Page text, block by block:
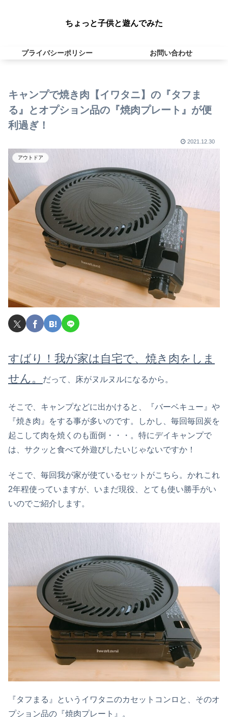
ちょっと子供と遊んでみた
プライバシーポリシー お問い合わせ
キャンプで焼き肉【イワタニ】の『タフま
る』とオプション品の『焼肉プレート』が便
利過ぎ！
2021.12.30
アウトドア
すばり！我が家は自宅で、焼き肉をしま
せん。
だって、床がヌルヌルになるから。
そこで、キャンプなどに出かけると、『バーベキュー』や
『焼き肉』をする事が多いのです。しかし、毎回毎回炭を
起こして肉を焼くのも面倒・・・。特にデイキャンプで
は、サクッと食べて外遊びしたいじゃないですか！
そこで、毎回我が家が使ているセットがこちら。かれこれ
2年程使っていますが、いまだ現役、とても使い勝手がい
いのでご紹介します。
『タフまる』というイワタニのカセットコンロと、そのオ
プション品の『焼肉プレート』。